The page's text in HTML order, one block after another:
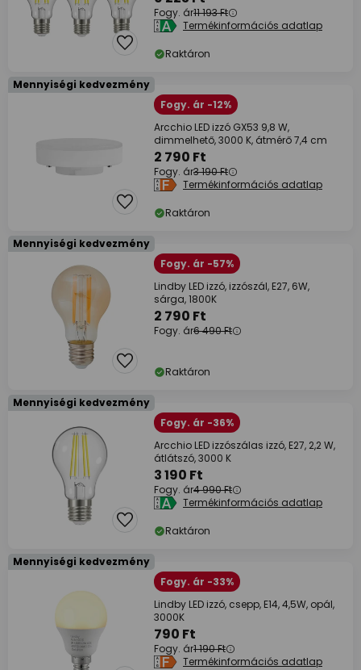
Fogy. ár11 193 Ft
Termékinformációs adatlap
Raktáron
Mennyiségi kedvezmény
Fogy. ár -12%
Arcchio LED izzó GX53 9,8 W,
dimmelhető, 3000 K, átmérő 7,4 cm
2 790 Ft
Fogy. ár3 190 Ft
Termékinformációs adatlap
Raktáron
Mennyiségi kedvezmény
Fogy. ár -57%
Lindby LED izzó, izzószál, E27, 6W,
sárga, 1800K
2 790 Ft
Fogy. ár6 490 Ft
Raktáron
Mennyiségi kedvezmény
Fogy. ár -36%
Arcchio LED izzószálas izzó, E27, 2,2 W,
átlátszó, 3000 K
3 190 Ft
Fogy. ár4 990 Ft
Termékinformációs adatlap
Raktáron
Mennyiségi kedvezmény
Fogy. ár -33%
Lindby LED izzó, csepp, E14, 4,5W, opál,
3000K
790 Ft
Fogy. ár1 190 Ft
Termékinformációs adatlap